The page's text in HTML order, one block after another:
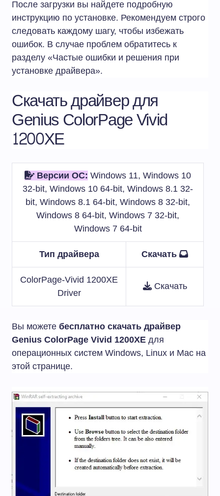
После загрузки вы найдете подробную
инструкцию по установке. Рекомендуем строго
следовать каждому шагу, чтобы избежать
ошибок. В случае проблем обратитесь к
разделу «Частые ошибки и решения при
установке драйвера».
Скачать драйвер для
Genius ColorPage Vivid
1200XE
Версии ОС: Windows 11, Windows 10
32-bit, Windows 10 64-bit, Windows 8.1 32-
bit, Windows 8.1 64-bit, Windows 8 32-bit,
Windows 8 64-bit, Windows 7 32-bit,
Windows 7 64-bit
Тип драйвера Скачать
ColorPage-Vivid 1200XE
Driver
Скачать
Вы можете бесплатно скачать драйвер
Genius ColorPage Vivid 1200XE для
операционных систем Windows, Linux и Mac на
этой странице.